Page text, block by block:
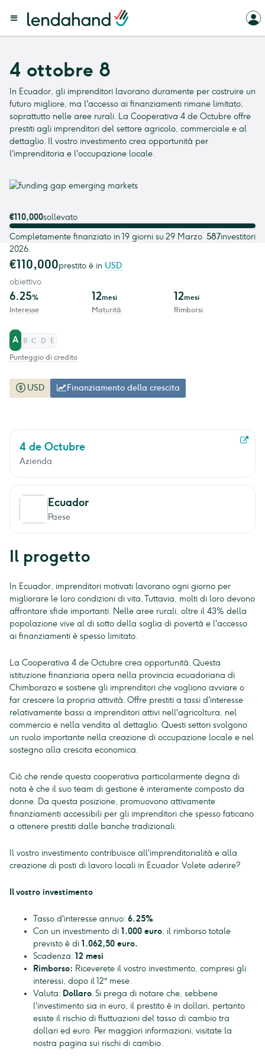
4 ottobre 8
In Ecuador, gli imprenditori lavorano duramente per costruire un
futuro migliore, ma l'accesso ai finanziamenti rimane limitato,
soprattutto nelle aree rurali. La Cooperativa 4 de Octubre offre
prestiti agli imprenditori del settore agricolo, commerciale e al
dettaglio. Il vostro investimento crea opportunità per
l'imprenditoria e l'occupazione locale.
4 de Octubre
Azienda
Ecuador
Paese
Il progetto
In Ecuador, imprenditori motivati lavorano ogni giorno per
migliorare le loro condizioni di vita. Tuttavia, molti di loro devono
affrontare sfide importanti. Nelle aree rurali, oltre il 43% della
popolazione vive al di sotto della soglia di povertà e l'accesso
ai finanziamenti è spesso limitato.
La Cooperativa 4 de Octubre crea opportunità. Questa
istituzione finanziaria opera nella provincia ecuadoriana di
Chimborazo e sostiene gli imprenditori che vogliono avviare o
far crescere la propria attività. Offre prestiti a tassi d'interesse
relativamente bassi a imprenditori attivi nell'agricoltura, nel
commercio e nella vendita al dettaglio. Questi settori svolgono
un ruolo importante nella creazione di occupazione locale e nel
sostegno alla crescita economica.
Ciò che rende questa cooperativa particolarmente degna di
nota è che il suo team di gestione è interamente composto da
donne. Da questa posizione, promuovono attivamente
finanziamenti accessibili per gli imprenditori che spesso faticano
a ottenere prestiti dalle banche tradizionali.
Il vostro investimento contribuisce all'imprenditorialità e alla
creazione di posti di lavoro locali in Ecuador. Volete aderire?
Il vostro investimento
Tasso d'interesse annuo: 6.25%
Con un investimento di 1.000 euro, il rimborso totale
previsto è di 1.062,50 euro.
Scadenza: 12 mesi
Rimborso: Riceverete il vostro investimento, compresi gli
interessi, dopo il 12° mese.
Valuta: Dollaro. Si prega di notare che, sebbene
l'investimento sia in euro, il prestito è in dollari, pertanto
esiste il rischio di fluttuazioni del tasso di cambio tra
dollari ed euro. Per maggiori informazioni, visitate la
nostra pagina sui rischi di cambio.
€110,000sollevato
Completamente finanziato in 19 giorni su 29 Marzo
2026.
587investitori
€110,000prestito è in USD
obiettivo
6.25%
Interesse
12mesi
Maturità
12mesi
Rimborsi
A B C D
E
Punteggio di credito
USD Finanziamento della crescita